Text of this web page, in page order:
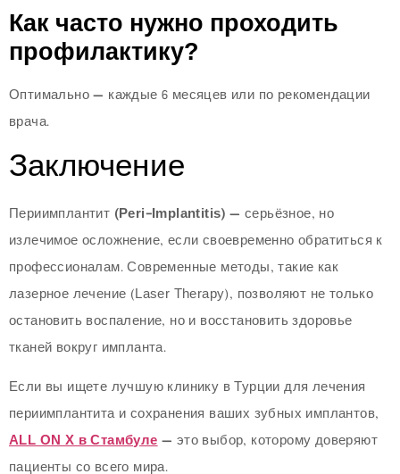
Как часто нужно проходить
профилактику?
Оптимально — каждые 6 месяцев или по рекомендации
врача.
Заключение
Периимплантит (Peri-Implantitis) — серьёзное, но
излечимое осложнение, если своевременно обратиться к
профессионалам. Современные методы, такие как
лазерное лечение (Laser Therapy), позволяют не только
остановить воспаление, но и восстановить здоровье
тканей вокруг импланта.
Если вы ищете лучшую клинику в Турции для лечения
периимплантита и сохранения ваших зубных имплантов,
ALL ON X в Стамбуле— это выбор, которому доверяют
пациенты со всего мира.